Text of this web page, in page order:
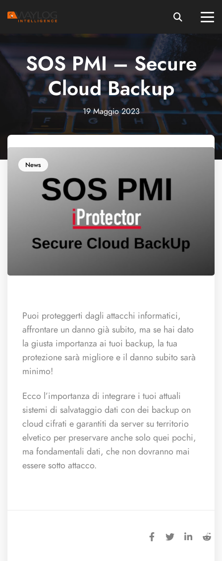
SOS PMI – Secure
Cloud Backup
19 Maggio 2023
News
Puoi proteggerti dagli attacchi informatici,
affrontare un danno già subito, ma se hai dato
la giusta importanza ai tuoi backup, la tua
protezione sarà migliore e il danno subito sarà
minimo!
Ecco l’importanza di integrare i tuoi attuali
sistemi di salvataggio dati con dei backup on
cloud cifrati e garantiti da server su territorio
elvetico per preservare anche solo quei pochi,
ma fondamentali dati, che non dovranno mai
essere sotto attacco.